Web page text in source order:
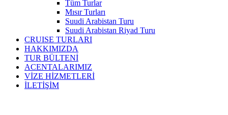
Tüm Turlar
Mısır Turları
Suudi Arabistan Turu
Suudi Arabistan Riyad Turu
CRUISE TURLARI
HAKKIMIZDA
TUR BÜLTENİ
ACENTALARIMIZ
VİZE HİZMETLERİ
İLETİŞİM